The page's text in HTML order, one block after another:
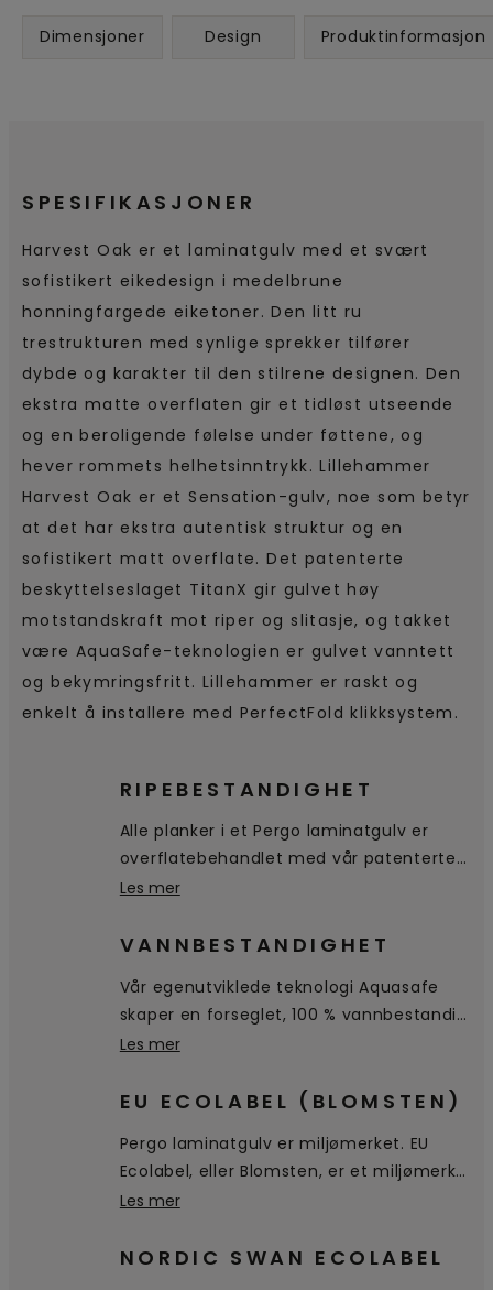
Dimensjoner Design Produktinformasjon
SPESIFIKASJONER
Harvest Oak er et laminatgulv med et svært
sofistikert eikedesign i medelbrune
honningfargede eiketoner. Den litt ru
trestrukturen med synlige sprekker tilfører
dybde og karakter til den stilrene designen. Den
ekstra matte overflaten gir et tidløst utseende
og en beroligende følelse under føttene, og
hever rommets helhetsinntrykk. Lillehammer
Harvest Oak er et Sensation-gulv, noe som betyr
at det har ekstra autentisk struktur og en
sofistikert matt overflate. Det patenterte
beskyttelseslaget TitanX gir gulvet høy
motstandskraft mot riper og slitasje, og takket
være AquaSafe-teknologien er gulvet vanntett
og bekymringsfritt. Lillehammer er raskt og
enkelt å installere med PerfectFold klikksystem.
RIPEBESTANDIGHET
Alle planker i et Pergo laminatgulv er
overflatebehandlet med vår patenterte
TitanX™-teknologi. Dette enestående
slitasje, og gjør gulvet hygienisk og lett å
Les mer
VANNBESTANDIGHET
Vår egenutviklede teknologi Aquasafe
skaper en forseglet, 100 % vannbestandig
overflate helt ned til fasingen, noe som
Det blir liggende på overflaten, slik at det
Les mer
EU ECOLABEL (BLOMSTEN)
Pergo laminatgulv er miljømerket. EU
Ecolabel, eller Blomsten, er et miljømerke
for produkter og tjenester som oppfyller
livssyklusen, fra råvarer, utvinning,
Les mer
NORDIC SWAN ECOLABEL